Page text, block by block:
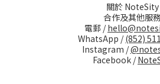
關於 NoteSity
合作及其他服務
電郵 /
WhatsApp /(852)
Instagram /
Facebook /